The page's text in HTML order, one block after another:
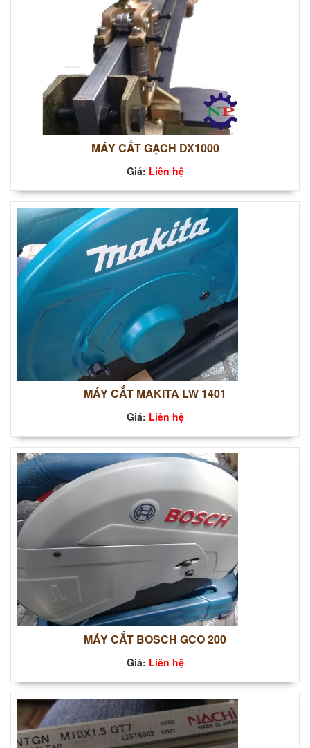
MÁY CẮT GẠCH DX1000
Giá: Liên hệ
MÁY CẮT MAKITA LW 1401
Giá: Liên hệ
MÁY CẮT BOSCH GCO 200
Giá: Liên hệ